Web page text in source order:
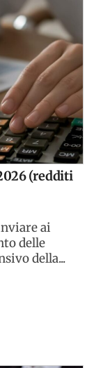
(redditi
ai
delle
della...